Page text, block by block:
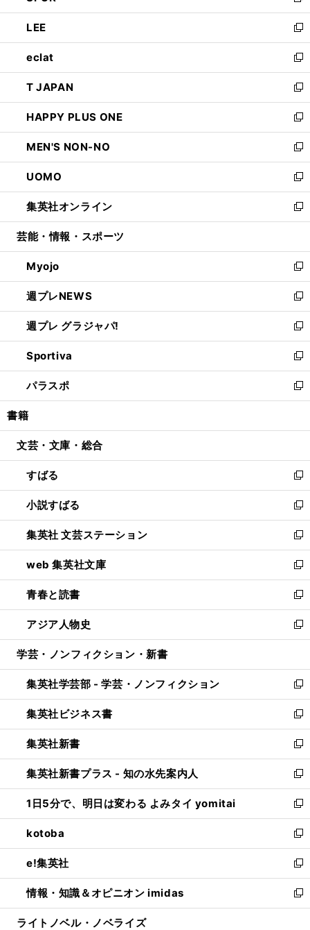
開
く
ウ
で
開
く
ン
ド
ウ
で
開
く
ウ
ィ
ン
ド
ウ
で
開
く
し
い
ウ
ィ
ン
ド
ウ
で
開
く
LEE
新
し
い
ウ
ィ
ン
ド
ウ
で
開
く
eclat
新
し
い
ウ
ィ
ン
ド
ウ
で
開
く
T JAPAN
新
し
い
ウ
ィ
ン
ド
ウ
で
開
HAPPY PLUS ONE
新
し
い
ウ
ィ
ン
ド
ウ
開
く
MEN'S NON-NO
新
し
い
ウ
ィ
ン
ウ
で
開
く
UOMO
新
し
い
ウ
ン
ド
ウ
で
開
く
集英社オンライン
新
し
ウ
ィ
ン
ド
ウ
で
開
く
芸能・情報・スポーツ
Myojo
新
し
い
ウ
ィ
ン
ド
ウ
で
開
週プレNEWS
新
し
い
ウ
ィ
ン
ド
ウ
開
週プレ グラジャパ!
新
し
い
ウ
ィ
ン
ウ
開
く
Sportiva
新
し
い
ウ
ン
ウ
で
開
く
パラスポ
新
し
ウ
ン
ド
ウ
で
開
く
書籍
文芸・文庫・総合
すばる
新
し
い
ウ
ィ
ン
ド
ウ
で
開
く
小説すばる
新
し
い
ウ
ィ
ン
ド
ウ
で
開
集英社 文芸ステーション
新
し
い
ウ
ィ
ン
ド
ウ
開
く
web 集英社文庫
新
し
い
ウ
ィ
ン
ウ
で
開
く
青春と読書
新
し
い
ウ
ン
ド
ウ
で
開
く
アジア人物史
新
し
ウ
ィ
ン
ド
ウ
で
開
く
学芸・ノンフィクション・新書
集英社学芸部 - 学芸・ノンフィクション
新
し
い
ウ
ィ
ン
ド
ウ
で
開
く
集英社ビジネス書
新
し
い
ウ
ィ
ン
ド
ウ
で
開
く
集英社新書
新
し
い
ウ
ィ
ン
ド
ウ
で
開
く
集英社新書プラス - 知の水先案内人
新
し
い
ウ
ィ
ン
ド
ウ
で
開
1日5分で、明日は変わる よみタイ yomitai
新
し
い
ウ
ィ
ン
ド
ウ
kotoba
新
し
い
ウ
ィ
ン
e!集英社
新
し
い
ウ
情報・知識＆オピニオン imidas
新
し
ライトノベル・ノベライズ